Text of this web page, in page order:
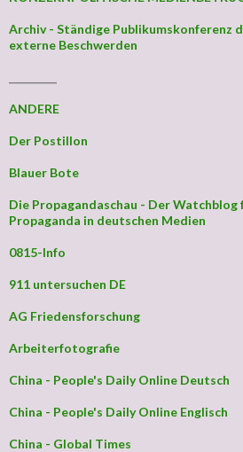
Archiv - Ständige Publikumskonferenz
externe Beschwerden
ANDERE
Der Postillon
Blauer Bote
Die Propagandaschau - Der
Propaganda in deutschen Medien
0815-Info
911 untersuchen DE
AG Friedensforschung
Arbeiterfotografie
China - People's Daily Online Deutsch
China - People's Daily Online Englisch
China - Global Times